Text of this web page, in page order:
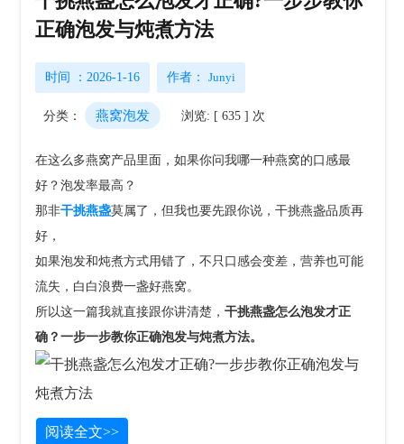
正确泡发与炖煮方法
时间 ：2026-1-16 作者：Junyi
分类： 燕窝泡发 浏览: [ 635 ] 次
在这么多燕窝产品里面，如果你问我哪一种燕窝的口感最
好？泡发率最高？
那非干挑燕盏莫属了，但我也要先跟你说，干挑燕盏品质再
好，
如果泡发和炖煮方式用错了，不只口感会变差，营养也可能
流失，白白浪费一盏好燕窝。
所以这一篇我就直接跟你讲清楚，干挑燕盏怎么泡发才正
确？一步一步教你正确泡发与炖煮方法。
阅读全文>>